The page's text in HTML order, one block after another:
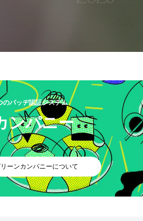
のバッヂ認証システム
ンパニー
ーンカンパニーについて